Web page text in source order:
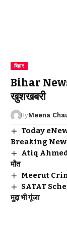
बिहार
Bihar News
खुशखबरी
ByMeena
Today
Breaking
Atiq Ahmed
मौत
Meerut
SATAT
मुद्दा भी गूंजा